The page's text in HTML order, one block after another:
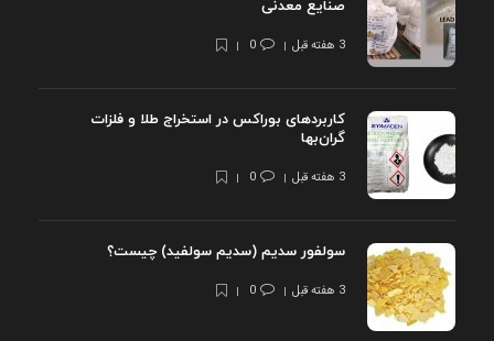
صنایع معدنی
3 هفته قبل 0
کاربردهای بوراکس در استخراج طلا و فلزات
گران‌بها
3 هفته قبل 0
سولفور سدیم (سدیم سولفید) چیست؟
3 هفته قبل 0